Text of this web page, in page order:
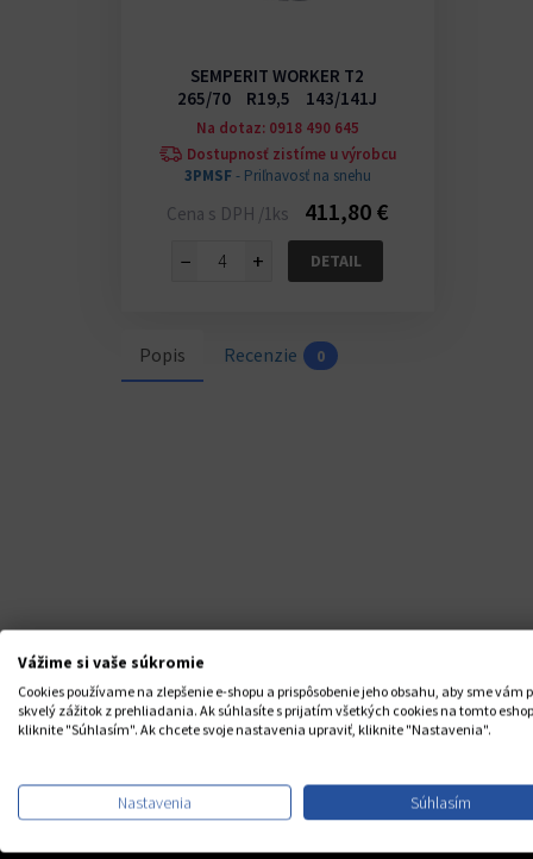
SEMPERIT WORKER T2
265/70 R19,5 143/141J
Na dotaz: 0918 490 645
Dostupnosť zistíme u výrobcu
3PMSF- Priľnavosť na snehu
Cena s DPH /1ks 411,80 €
− + DETAIL
Popis Recenzie 0
Vážime si vaše súkromie
Cookies používame na zlepšenie e-shopu a prispôsobenie jeho obsahu, aby sme vám
skvelý zážitok z prehliadania. Ak súhlasíte s prijatím všetkých cookies na tomto
kliknite "Súhlasím". Ak chcete svoje nastavenia upraviť, kliknite "Nastavenia".
Nastavenia Súhlasím